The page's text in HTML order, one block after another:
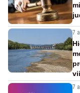
7
7